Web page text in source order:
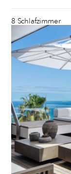
8 Schlafzimmer